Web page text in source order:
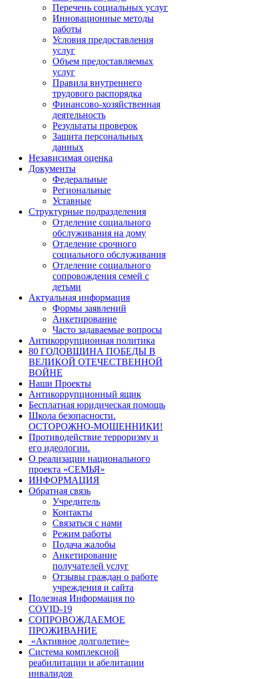
Перечень социальных услуг
Инновационные методы
работы
Условия предоставления
услуг
Объем предоставляемых
услуг
Правила внутреннего
трудового распорядка
Финансово-хозяйственная
деятельность
Результаты проверок
Защита персональных
данных
Независимая оценка
Документы
Федеральные
Региональные
Уставные
Структурные подразделения
Отделение социального
обслуживания на дому
Отделение срочного
социального обслуживания
Отделение социального
сопровождения семей с
детьми
Актуальная информация
Формы заявлений
Анкетирование
Часто задаваемые вопросы
Антикоррупционная политика
80 ГОДОВЩИНА ПОБЕДЫ В
ВЕЛИКОЙ ОТЕЧЕСТВЕННОЙ
ВОЙНЕ
Наши Проекты
Антикоррупционный ящик
Бесплатная юридическая помощь
Школа безопасности.
ОСТОРОЖНО-МОШЕННИКИ!
Противодействие терроризму и
его идеологии.
О реализации национального
проекта «СЕМЬЯ»
ИНФОРМАЦИЯ
Обратная связь
Учредитель
Контакты
Связаться с нами
Режим работы
Подача жалобы
Анкетирование
получателей услуг
Отзывы граждан о работе
учреждения и сайта
Полезная Информация по
COVID-19
СОПРОВОЖДАЕМОЕ
ПРОЖИВАНИЕ
«Активное долголетие»
Система комплексной
реабилитации и абелитации
инвалидов